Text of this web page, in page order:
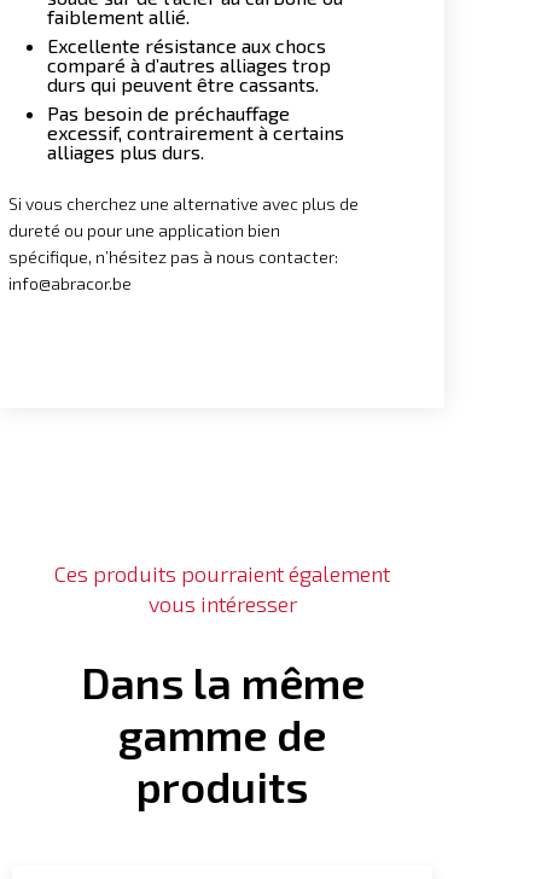
faiblement allié.
Excellente résistance aux chocs
comparé à d’autres alliages trop
durs qui peuvent être cassants.
Pas besoin de préchauffage
excessif, contrairement à certains
alliages plus durs.
Si vous cherchez une alternative avec plus de
dureté ou pour une application bien
spécifique, n’hésitez pas à nous contacter:
info@abracor.be
Ces produits pourraient également
vous intéresser
Dans la même
gamme de
produits